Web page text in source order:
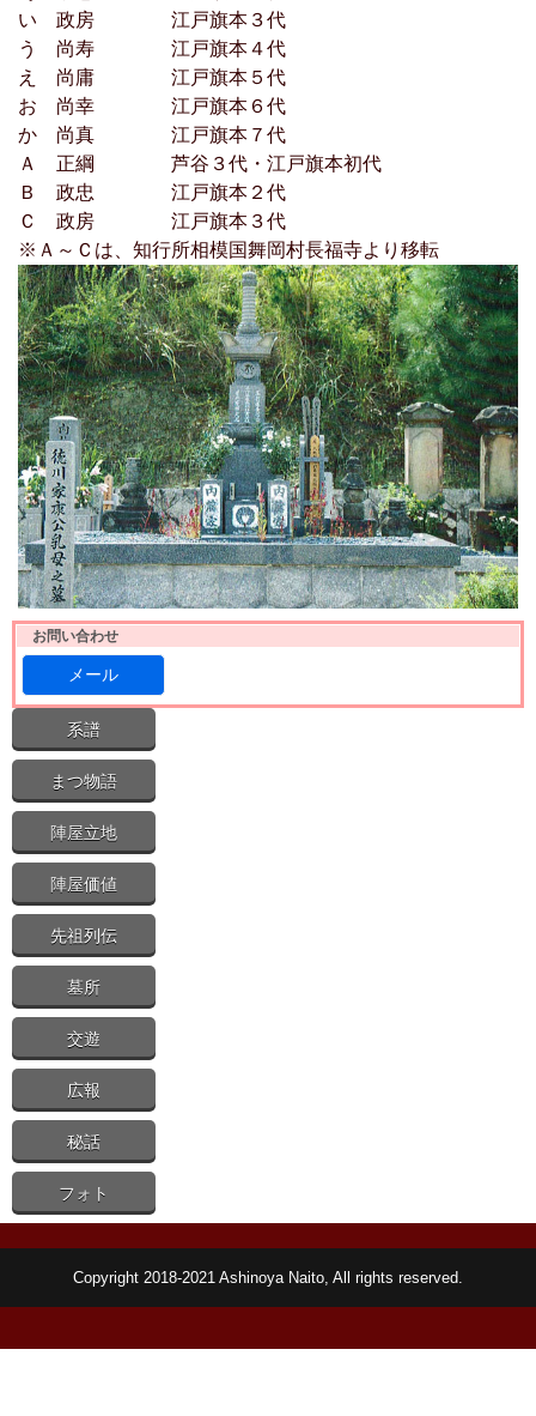
い 政房 江戸旗本３代
う 尚寿 江戸旗本４代
え 尚庸 江戸旗本５代
お 尚幸 江戸旗本６代
か 尚真 江戸旗本７代
Ａ 正綱 芦谷３代・江戸旗本初代
Ｂ 政忠 江戸旗本２代
Ｃ 政房 江戸旗本３代
※Ａ～Ｃは、知行所相模国舞岡村長福寺より移転
お問い合わせ
メール
系譜
まつ物語
陣屋立地
陣屋価値
先祖列伝
墓所
交遊
広報
秘話
フォト
Copyright 2018-2021 Ashinoya Naito, All rights reserved.